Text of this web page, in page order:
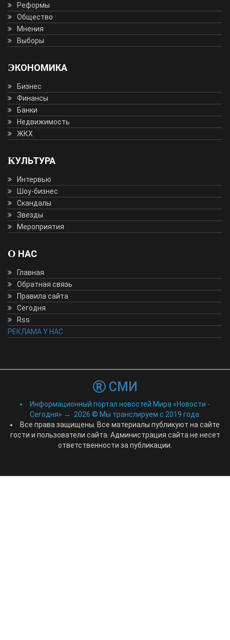
Реформы
Общество
Мнения
Выборы
ЭКОНОМИКА
Бизнес
Финансы
Банки
Недвижимость
ЖКХ
КУЛЬТУРА
Интервью
Шоу-бизнес
Скандалы
Звезды
Мероприятия
О НАС
Главная
Обратная связь
Правила сайта
Сегодня
Rss
РЕКЛАМА У НАС
СМИ
Информационный портал новостей Мира «Новости -
Сегодня» → 2026 © Мы транслируем с 2019 года.
Все права защищены. Все материалы публикуют на сайте
гости и пользователи сайта. Администрация сайта не несет
ответственности за публикации.